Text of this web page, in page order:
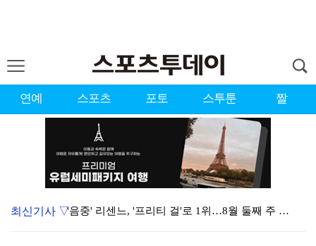
연예 스포츠 포토 스투툰 짤
'음중' 리센느, '프리티 걸'로 1위…8월 둘째 주 …
최신기사 ▽